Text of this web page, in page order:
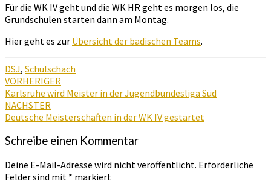
Für die WK IV geht und die WK HR geht es morgen los, die
Grundschulen starten dann am Montag.
Hier geht es zur Übersicht der badischen Teams.
DSJ, Schulschach
Beitragsnavigation
VORHERIGER
Karlsruhe wird Meister in der Jugendbundesliga Süd
NÄCHSTER
Deutsche Meisterschaften in der WK IV gestartet
Schreibe einen Kommentar
Deine E-Mail-Adresse wird nicht veröffentlicht. Erforderliche
Felder sind mit * markiert